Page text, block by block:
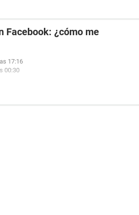
Facebook: ¿cómo me
17:16
00:30